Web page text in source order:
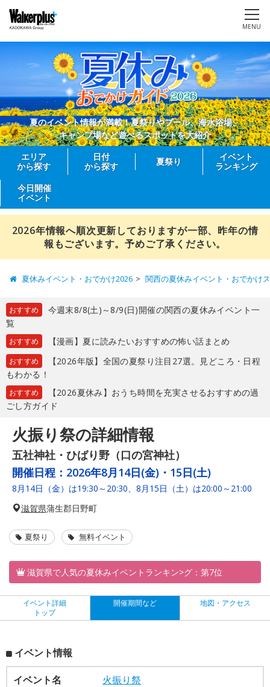
MENU
夏のイベント情報が満載！夏祭りやプール、海水浴場、
キャンプ場など遊べるスポットを大紹介
エリア
から探す
日付
から探す
夏祭り
イベント
ランキング
今日開催
イベント
2026年情報へ順次更新しておりますが一部、昨年の情
報もございます。予めご了承ください。
夏休みイベント・おでかけ2026 関西の夏休みイベント・おでかけ
おすすめ
今週末8/8(土)～8/9(日)開催の関西の夏休みイベント一
覧
おすすめ 【漫画】夏に読みたいおすすめの怖い話まとめ
おすすめ
【2026年版】全国の夏祭り注目27選。見どころ・日程
もわかる！
おすすめ
【2026夏休み】おうち時間を充実させるおすすめの過
ごし方ガイド
火振り祭の詳細情報
五社神社・ひばり野（口の宮神社）
開催日程： 2026年8月14日(金)・15日(土)
8月14日（金）は19:30～20:30、8月15日（土）は20:00～21:00
滋賀県蒲生郡日野町
夏祭り 無料イベント
滋賀県で人気の夏休みイベントランキン>グ：第7位
イベント詳細
トップ
開催期間など 地図・アクセス
イベント情報
イベント名
火振り祭